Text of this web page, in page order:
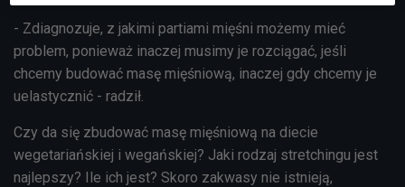
- Zdiagnozuje, z jakimi partiami mięśni możemy mieć
problem, ponieważ inaczej musimy je rozciągać, jeśli
chcemy budować masę mięśniową, inaczej gdy chcemy je
uelastycznić - radził.
Czy da się zbudować masę mięśniową na diecie
wegetariańskiej i wegańskiej? Jaki rodzaj stretchingu jest
najlepszy? Ile ich jest? Skoro zakwasy nie istnieją,